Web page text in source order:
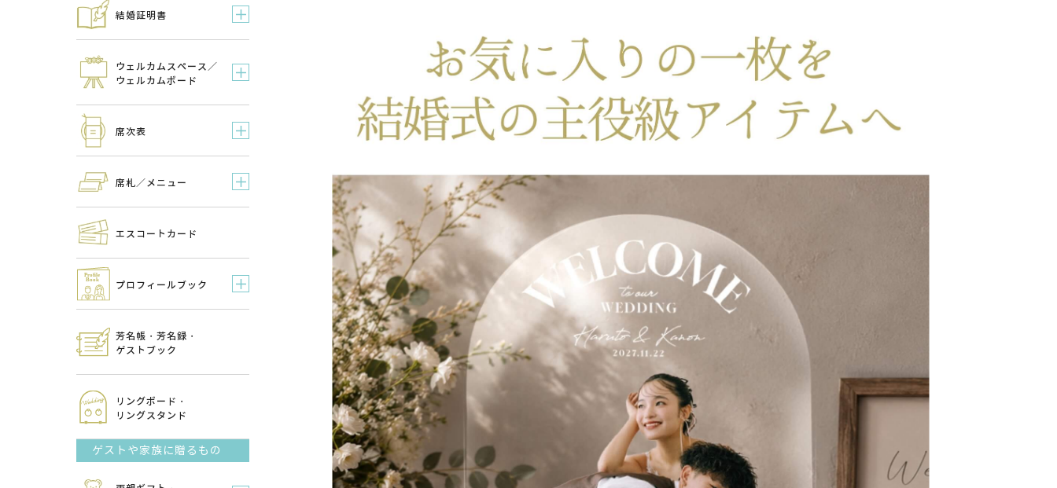
結婚証明書
ウェルカムスペース／
ウェルカムボード
席次表
席札／メニュー
エスコートカード
プロフィールブック
芳名帳・芳名録・
ゲストブック
リングボード・
リングスタンド
ゲストや家族に贈るもの